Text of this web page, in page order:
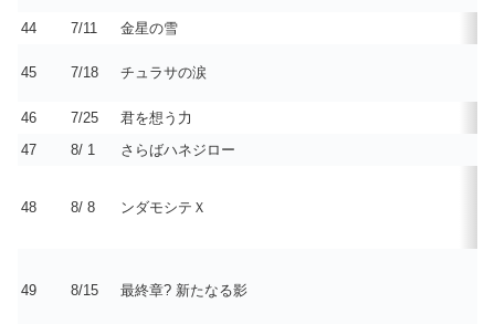
44 7/11 金星の雪
45 7/18 チュラサの涙
46 7/25
君を想う力
47
8/ 1 さらばハネジロー
48 8/ 8 ンダモシテＸ
49 8/15 最終章? 新たなる影